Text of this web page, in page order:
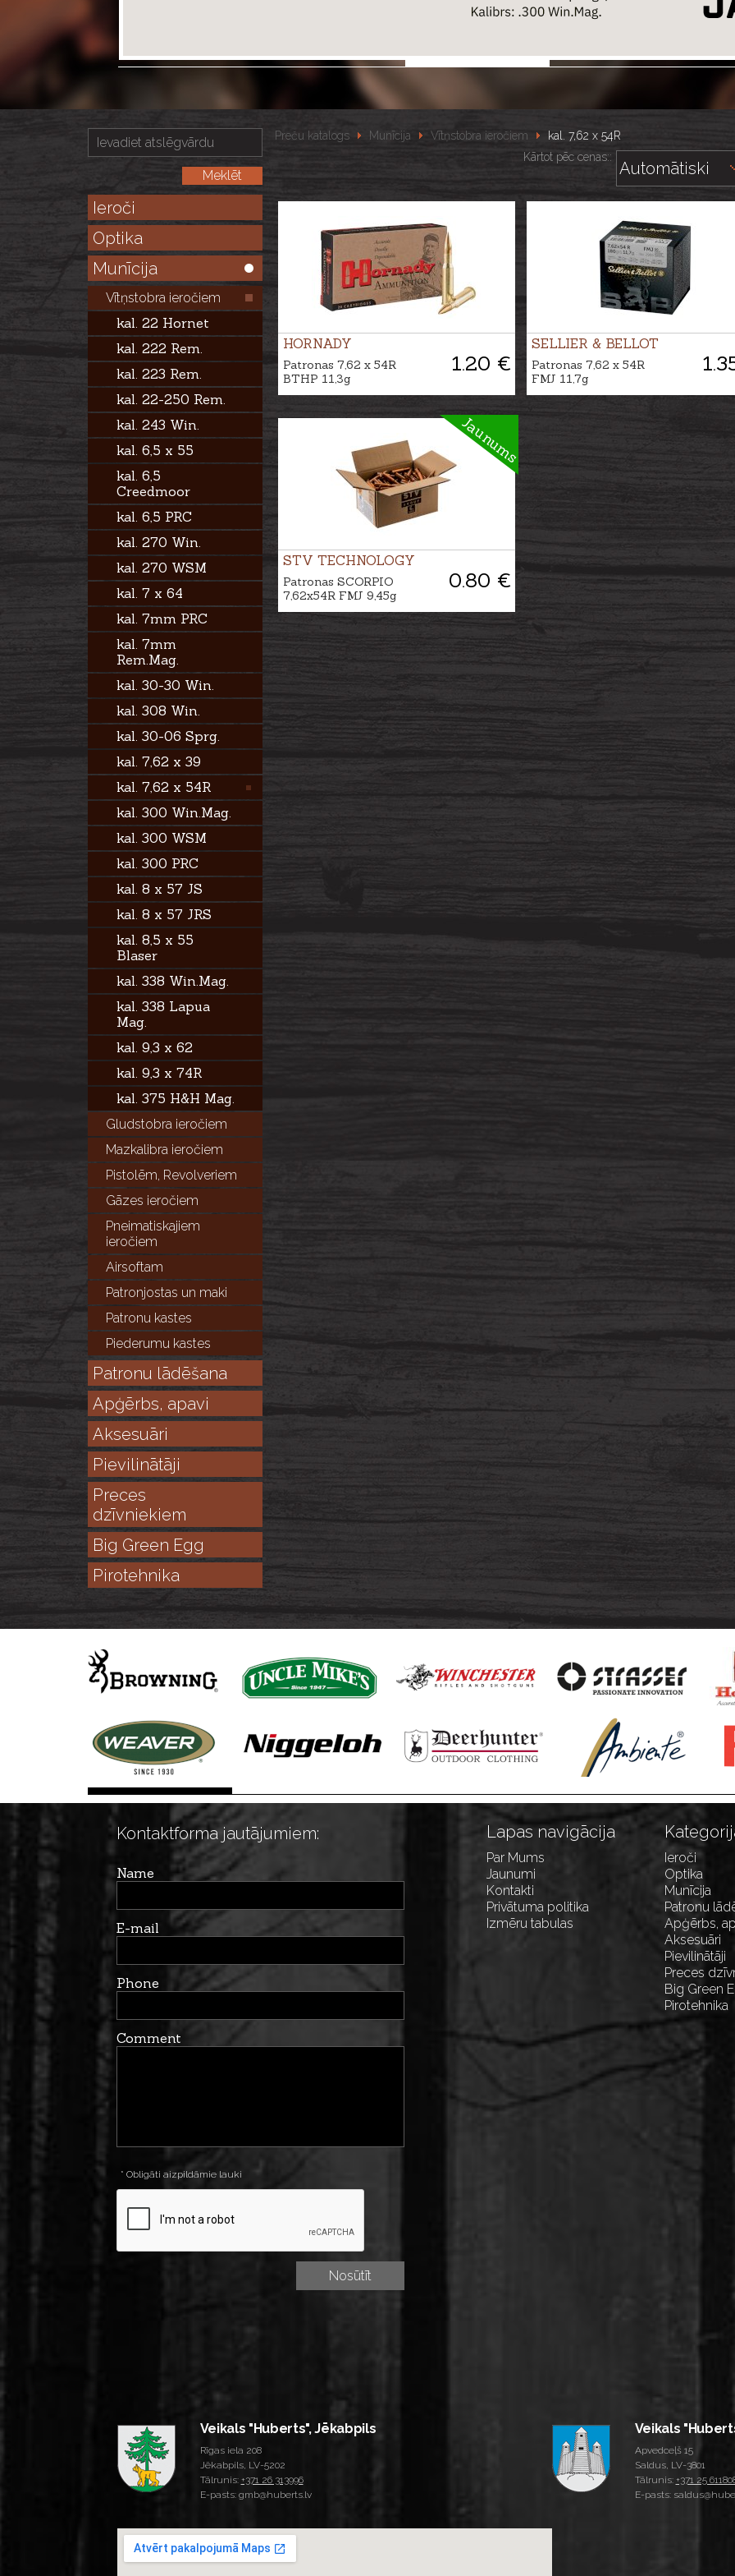
Ieroči
Optika
Munīcija
Vītņstobra ieročiem
kal. 22 Hornet
kal. 222 Rem.
kal. 223 Rem.
kal. 22-250 Rem.
kal. 243 Win.
kal. 6,5 x 55
kal. 6,5
Creedmoor
kal. 6,5 PRC
kal. 270 Win.
kal. 270 WSM
kal. 7 x 64
kal. 7mm PRC
kal. 7mm
Rem.Mag.
kal. 30-30 Win.
kal. 308 Win.
kal. 30-06 Sprg.
kal. 7,62 x 39
kal. 7,62 x 54R
kal. 300 Win.Mag.
kal. 300 WSM
kal. 300 PRC
kal. 8 x 57 JS
kal. 8 x 57 JRS
kal. 8,5 x 55
Blaser
kal. 338 Win.Mag.
kal. 338 Lapua
Mag.
kal. 9,3 x 62
kal. 9,3 x 74R
kal. 375 H&H Mag.
Gludstobra ieročiem
Mazkalibra ieročiem
Pistolēm, Revolveriem
Gāzes ieročiem
Pneimatiskajiem
ieročiem
Airsoftam
Patronjostas un maki
Patronu kastes
Piederumu kastes
Patronu lādēšana
Apģērbs, apavi
Aksesuāri
Pievilinātāji
Preces
dzīvniekiem
Big Green Egg
Pirotehnika
Preču katalogs Munīcija Vītņstobra ieročiem
kal. 7,62 x 54R
Kārtot pēc cenas::
HORNADY
1.20 €
Patronas 7,62 x 54R
BTHP 11,3g
SELLIER & BELLOT
Patronas 7,62 x 54R
FMJ 11,7g
Jaunums
STV TECHNOLOGY
0.80 €
Patronas SCORPIO
7,62x54R FMJ 9,45g
Kontaktforma jautājumiem:
Name
E-mail
Phone
Comment
* Obligāti aizpildāmie lauki
Lapas navigācija
Par Mums
Jaunumi
Kontakti
Privātuma politika
Izmēru tabulas
Ieroči
Optika
Munīcija
Patronu
Apģērbs,
Aksesuāri
Pievilinātāji
Preces
Big Green
Pirotehnika
Veikals "Huberts", Jēkabpils
Rīgas iela 208
Jēkabpils, LV-5202
Tālrunis: +371 26 313996
E-pasts: gmb@huberts.lv
Veikals
Apvedceļš 15
Saldus, LV-3801
Tālrunis: +371 25
E-pasts: